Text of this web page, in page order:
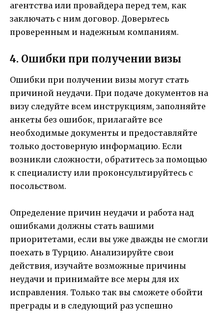
агентства или провайдера перед тем, как
заключать с ним договор. Доверьтесь
проверенным и надежным компаниям.
4. Ошибки при получении визы
Ошибки при получении визы могут стать
причиной неудачи. При подаче документов на
визу следуйте всем инструкциям, заполняйте
анкеты без ошибок, прилагайте все
необходимые документы и предоставляйте
только достоверную информацию. Если
возникли сложности, обратитесь за помощью
к специалисту или проконсультируйтесь с
посольством.
Определение причин неудачи и работа над
ошибками должны стать вашими
приоритетами, если вы уже дважды не смогли
поехать в Турцию. Анализируйте свои
действия, изучайте возможные причины
неудачи и принимайте все меры для их
исправления. Только так вы сможете обойти
преграды и в следующий раз успешно